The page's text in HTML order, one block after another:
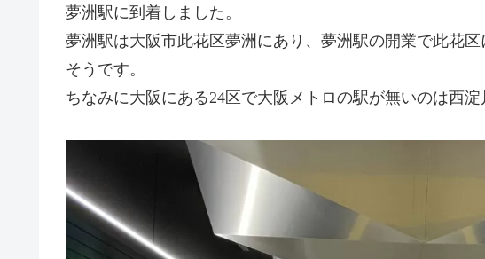
夢洲駅に到着しました。
夢洲駅は大阪市此花区夢洲にあり、夢洲駅の開業で此花
そうです。
ちなみに大阪にある24区で大阪メトロの駅が無いのは西淀